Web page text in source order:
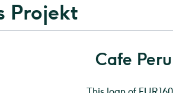
Projekt
Cafe